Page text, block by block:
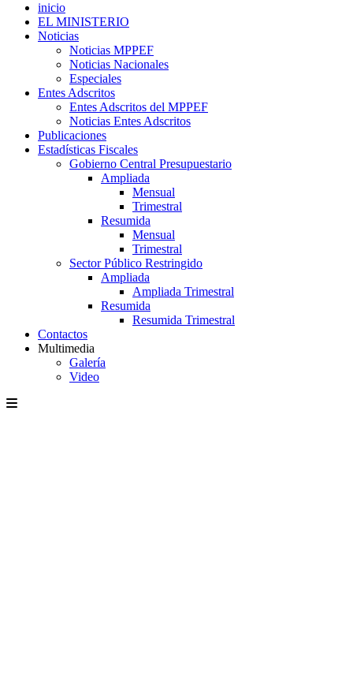
inicio
EL MINISTERIO
Noticias
Noticias MPPEF
Noticias Nacionales
Especiales
Entes Adscritos
Entes Adscritos del MPPEF
Noticias Entes Adscritos
Publicaciones
Estadísticas Fiscales
Gobierno Central Presupuestario
Ampliada
Mensual
Trimestral
Resumida
Mensual
Trimestral
Sector Público Restringido
Ampliada
Ampliada Trimestral
Resumida
Resumida Trimestral
Contactos
Multimedia
Galería
Video